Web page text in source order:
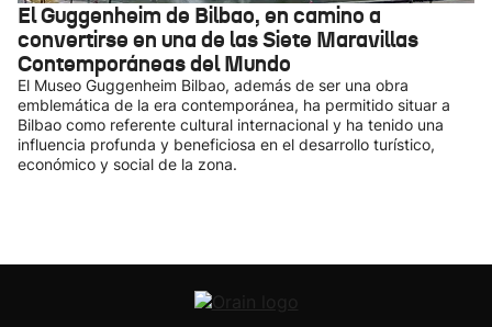
El Guggenheim de Bilbao, en camino a
convertirse en una de las Siete Maravillas
Contemporáneas del Mundo
El Museo Guggenheim Bilbao, además de ser una obra
emblemática de la era contemporánea, ha permitido situar a
Bilbao como referente cultural internacional y ha tenido una
influencia profunda y beneficiosa en el desarrollo turístico,
económico y social de la zona.